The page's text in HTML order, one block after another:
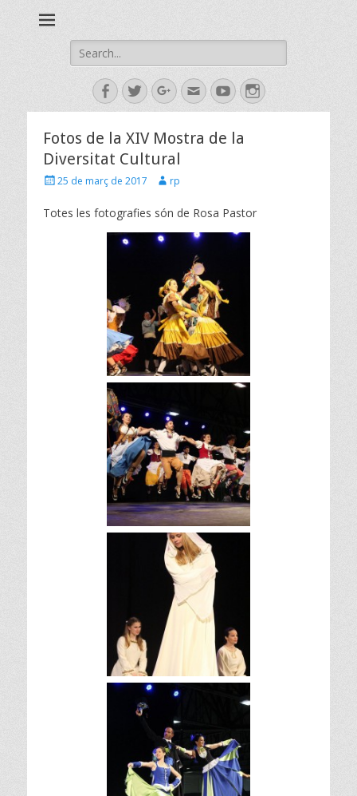
Search
for:
Facebook
TwitterGoogleplus
EmailYouTubeInstagram
Fotos de la XIV Mostra de la
Diversitat Cultural
Posted
25 de març de 2017 Author
rp
Totes les fotografies són de Rosa Pastor